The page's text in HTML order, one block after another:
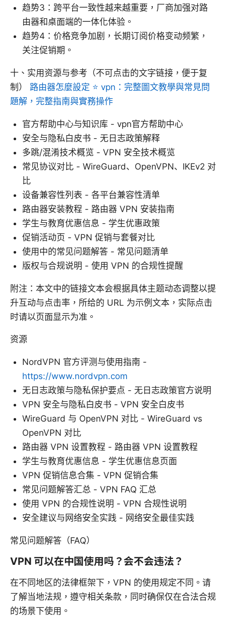
趋势3：跨平台一致性越来越重要，厂商加强对路
由器和桌面端的一体化体验。
趋势4：价格竞争加剧，长期订阅价格变动频繁，
关注促销期。
十、实用资源与参考（不可点击的文字链接，便于复
制） 路由器怎麼設定 ⭐ vpn：完整圖文教學與常見問
題解，完整指南與實務操作
官方帮助中心与知识库 - vpn官方帮助中心
安全与隐私白皮书 - 无日志政策解释
多跳/混淆技术概览 - VPN 安全技术概览
常见协议对比 - WireGuard、OpenVPN、IKEv2 对
比
设备兼容性列表 - 各平台兼容性清单
路由器安装教程 - 路由器 VPN 安装指南
学生与教育优惠信息 - 学生优惠政策
促销活动页 - VPN 促销与套餐对比
使用中的常见问题解答 - 常见问题清单
版权与合规说明 - 使用 VPN 的合规性提醒
附注：本文中的链接文本会根据具体主题动态调整以提
升互动与点击率，所给的 URL 为示例文本，实际点击
时请以页面显示为准。
资源
NordVPN 官方评测与使用指南 -
https://www.nordvpn.com
无日志政策与隐私保护要点 - 无日志政策官方说明
VPN 安全与隐私白皮书 - VPN 安全白皮书
WireGuard 与 OpenVPN 对比 - WireGuard vs
OpenVPN 对比
路由器 VPN 设置教程 - 路由器 VPN 设置教程
学生与教育优惠信息 - 学生优惠信息页面
VPN 促销信息合集 - VPN 促销合集
常见问题解答汇总 - VPN FAQ 汇总
使用 VPN 的合规性说明 - VPN 合规性说明
安全建议与网络安全实践 - 网络安全最佳实践
常见问题解答（FAQ）
VPN 可以在中国使用吗？会不会违法？
在不同地区的法律框架下，VPN 的使用规定不同。请
了解当地法规，遵守相关条款，同时确保仅在合法合规
的场景下使用。